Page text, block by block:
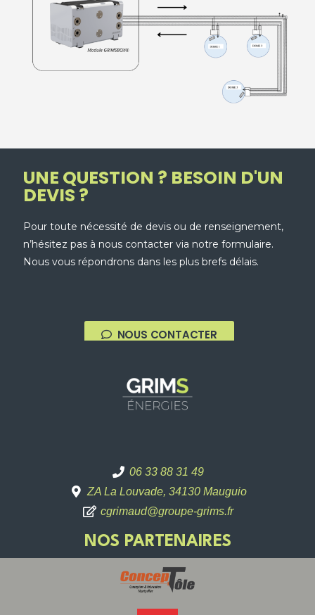
UNE QUESTION ? BESOIN D'UN
DEVIS ?
Pour toute nécessité de devis ou de renseignement,
n’hésitez pas à nous contacter via notre formulaire.
Nous vous répondrons dans les plus brefs délais.
NOUS CONTACTER
06 33 88 31 49
ZA La Louvade, 34130 Mauguio
cgrimaud@groupe-grims.fr
NOS PARTENAIRES